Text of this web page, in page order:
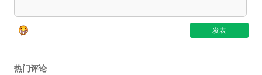
热门评论